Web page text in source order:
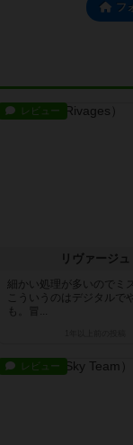
フ
レビュー
リヴァージュ
細かい処理が多いのでミ
こういうのはデジタルで
も。冒...
レビュー